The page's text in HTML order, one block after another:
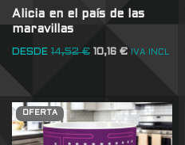
Alicia en el país de las
maravillas
DESDE 14,52€ 10,16 € IVA INCL
OFERTA